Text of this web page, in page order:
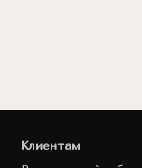
Клиентам